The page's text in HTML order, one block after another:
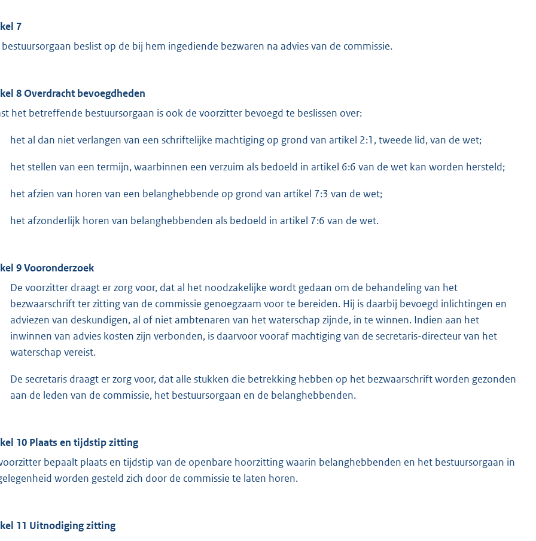
7
beslist op de bij hem ingediende bezwaren na advies van de commissie.
8 Overdracht bevoegdheden
het betreffende bestuursorgaan is ook de voorzitter bevoegd te beslissen over:
het al dan niet verlangen van een schriftelijke machtiging op grond van artikel 2:1, tweede lid, van de wet;
het stellen van een termijn, waarbinnen een verzuim als bedoeld in artikel 6:6 van de wet kan worden hersteld;
het afzien van horen van een belanghebbende op grond van artikel 7:3 van de wet;
het afzonderlijk horen van belanghebbenden als bedoeld in artikel 7:6 van de wet.
9 Vooronderzoek
De voorzitter draagt er zorg voor, dat al het noodzakelijke wordt gedaan om de behandeling van het
bezwaarschrift ter zitting van de commissie genoegzaam voor te bereiden. Hij is daarbij bevoegd inlichtingen en
adviezen van deskundigen, al of niet ambtenaren van het waterschap zijnde, in te winnen. Indien aan het
inwinnen van advies kosten zijn verbonden, is daarvoor vooraf machtiging van de secretaris-directeur van het
waterschap vereist.
De secretaris draagt er zorg voor, dat alle stukken die betrekking hebben op het bezwaarschrift worden gezonden
aan de leden van de commissie, het bestuursorgaan en de belanghebbenden.
10 Plaats en tijdstip zitting
bepaalt plaats en tijdstip van de openbare hoorzitting waarin belanghebbenden en het bestuursorgaan in
worden gesteld zich door de commissie te laten horen.
11 Uitnodiging zitting